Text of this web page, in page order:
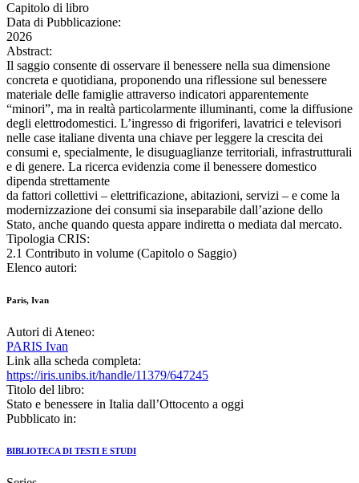
Capitolo di libro
Data di Pubblicazione:
2026
Abstract:
Il saggio consente di osservare il benessere nella sua dimensione
concreta e quotidiana, proponendo una riflessione sul benessere
materiale delle famiglie attraverso indicatori apparentemente
“minori”, ma in realtà particolarmente illuminanti, come la diffusione
degli elettrodomestici. L’ingresso di frigoriferi, lavatrici e televisori
nelle case italiane diventa una chiave per leggere la crescita dei
consumi e, specialmente, le disuguaglianze territoriali, infrastrutturali
e di genere. La ricerca evidenzia come il benessere domestico
dipenda strettamente
da fattori collettivi – elettrificazione, abitazioni, servizi – e come la
modernizzazione dei consumi sia inseparabile dall’azione dello
Stato, anche quando questa appare indiretta o mediata dal mercato.
Tipologia CRIS:
2.1 Contributo in volume (Capitolo o Saggio)
Elenco autori:
Paris, Ivan
Autori di Ateneo:
PARIS Ivan
Link alla scheda completa:
https://iris.unibs.it/handle/11379/647245
Titolo del libro:
Stato e benessere in Italia dall’Ottocento a oggi
Pubblicato in:
BIBLIOTECA DI TESTI E STUDI